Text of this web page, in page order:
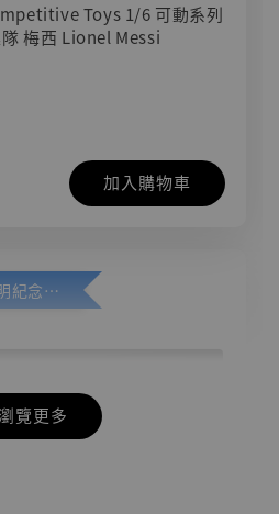
Toys 1/6 可動系列
梅西 Lionel Messi
加入購物車
加購優惠【悟空 鳥山明紀念款 [奇蹟工作室]】
覽更多